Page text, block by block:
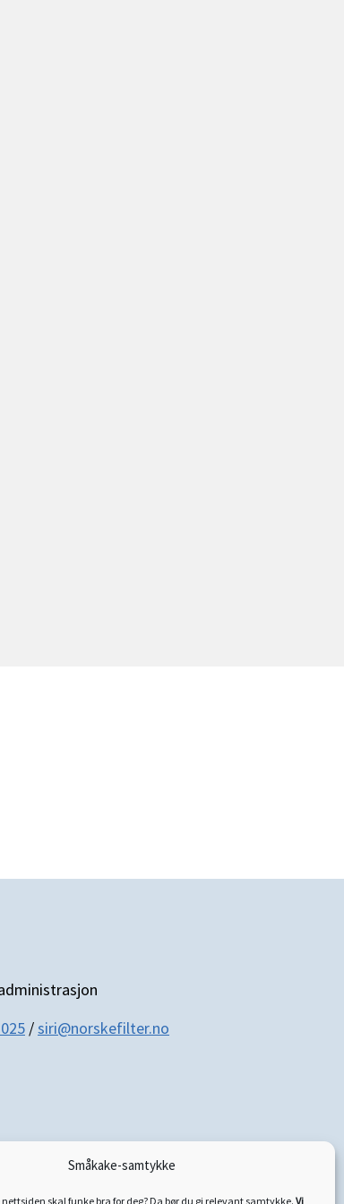
Småkake-samtykke
skal funke bra for deg? Da bør du gi relevant samtykke. Vi
/siri@norskefilter.no